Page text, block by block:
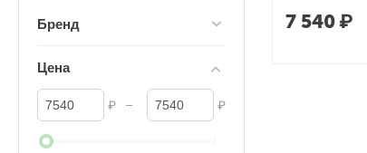
7 540 ₽
Бренд
Цена
₽ – ₽